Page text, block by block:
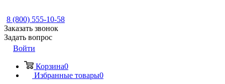
8 (800) 555-10-58
Заказать звонок
Задать вопрос
Войти
Корзина0
Избранные товары0